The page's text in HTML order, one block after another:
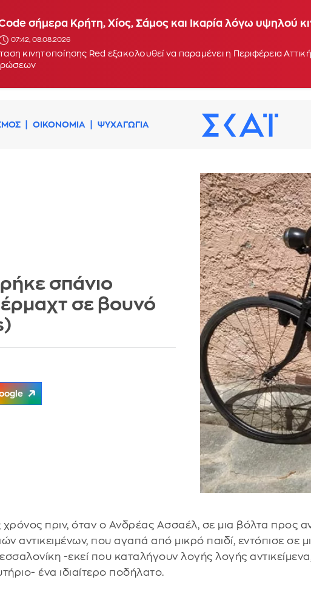
σήμερα Κρήτη, Χίος, Σάμος και Ικαρία λόγω υψηλού
07:42, 08.08.2026
κινητοποίησης Red εξακολουθεί να παραμένει η Περιφέρεια
ΟΙΚΟΝΟΜΙΑ ΨΥΧΑΓΩΓΙΑ
σπάνιο
σε βουνό
χρόνος πριν, όταν ο Ανδρέας Ασσαέλ, σε μια βόλτα προς
αντικειμένων, που αγαπά από μικρό παιδί, εντόπισε σε
-εκεί που καταλήγουν λογής λογής
ένα ιδιαίτερο ποδήλατο.